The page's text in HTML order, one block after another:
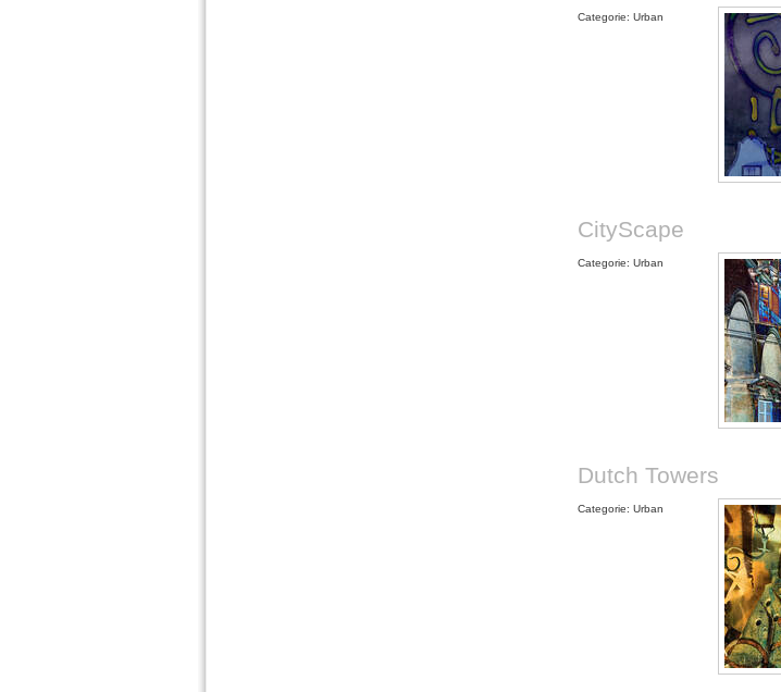
Categorie: Urban
CityScape
Categorie: Urban
Dutch Towers
Categorie: Urban